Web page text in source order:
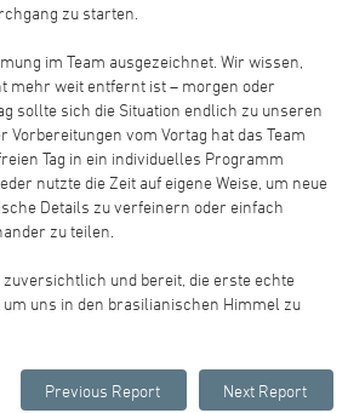
zu starten.
im Team ausgezeichnet. Wir wissen,
mehr weit entfernt ist – morgen oder
sollte sich die Situation endlich zu unseren
Vorbereitungen vom Vortag hat das Team
Tag in ein individuelles Programm
nutzte die Zeit auf eigene Weise, um neue
Details zu verfeinern oder einfach
zu teilen.
zuversichtlich und bereit, die erste echte
uns in den brasilianischen Himmel zu